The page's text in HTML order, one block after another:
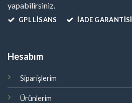
yapabilirsiniz.
GPL LISANS İADE GARANTİSİ
Hesabım
Siparişlerim
Ürünlerim